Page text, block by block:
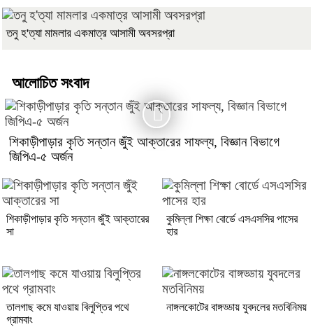
তনু হ'ত্যা মামলার একমাত্র আসামী অবসরপ্রা
আলোচিত সংবাদ
শিকাড়ীপাড়ার কৃতি সন্তান জুঁই আক্তারের সাফল্য, বিজ্ঞান বিভাগে
জিপিএ-৫ অর্জন
শিকাড়ীপাড়ার কৃতি সন্তান জুঁই আক্তারের
সা
কুমিল্লা শিক্ষা বোর্ডে এসএসসির পাসের
হার
তালগাছ কমে যাওয়ায় বিলুপ্তির পথে
গ্রামবাং
নাঙ্গলকোটের বাঙ্গড্ডায় যুবদলের মতবিনিময়